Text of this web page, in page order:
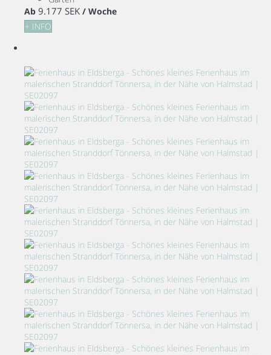
Ab 9.177 SEK / Woche
+ INFO